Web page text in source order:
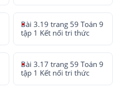
Bài 3.19 trang 59 Toán 9
tập 1 Kết nối tri thức
Bài 3.17 trang 59 Toán 9
tập 1 Kết nối tri thức